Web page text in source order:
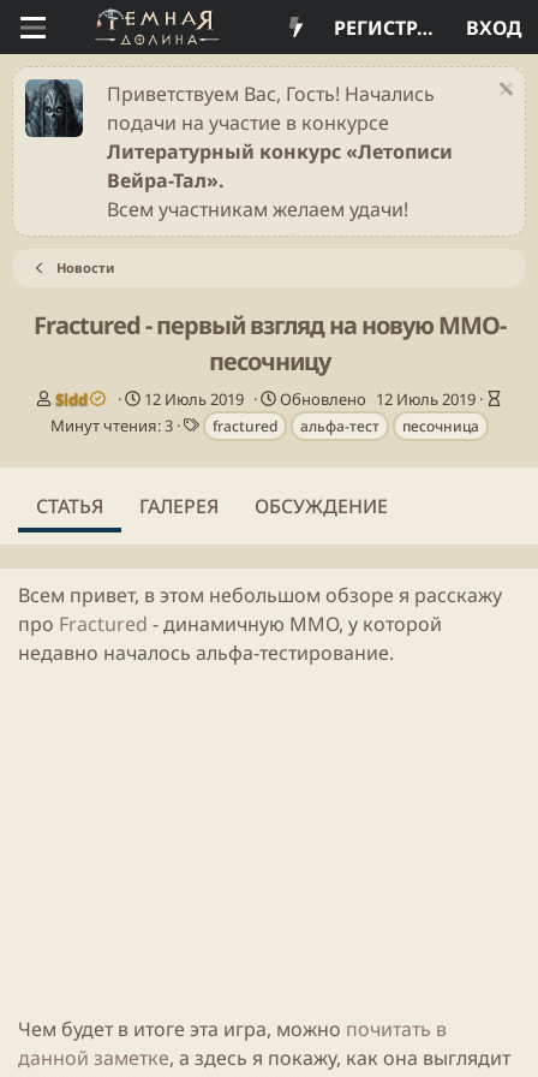
ВХОД
РЕГИСТРАЦИЯ
Приветствуем Вас, Гость! Начались
подачи на участие в конкурсе
Литературный конкурс «Летописи
Вейра-Тал».
Всем участникам желаем удачи!
Новости
Fractured - первый взгляд на новую MMO-
песочницу
А
в
о
Sidd
Д
а
а
у
к
а
ц
12 Июль 2019 Обновлено 12 Июль 2019
В
м
и
Минут чтения: 3
Т
е
г
fractured альфа-тест песочница
СТАТЬЯ ГАЛЕРЕЯ ОБСУЖДЕНИЕ
Всем привет, в этом небольшом обзоре я расскажу
про Fractured - динамичную ММО, у которой
недавно началось альфа-тестирование.
Чем будет в итоге эта игра, можно почитать в
данной заметке, а здесь я покажу, как она выглядит